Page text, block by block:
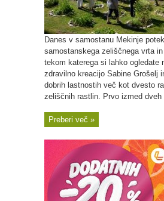
Danes v samostanu Mekinje
samostanskega zeliščnega vrta
tekom katerega si lahko ogledate
zdravilno kreacijo Sabine Grošelj
dobrih lastnostih več kot dvesto
zeliščnih rastlin. Prvo izmed dveh
Preberi več »